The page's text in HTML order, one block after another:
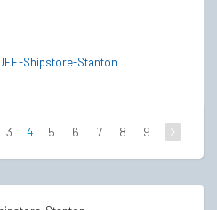
Shipstore-Stanton
3 4 5 6 7 8 9